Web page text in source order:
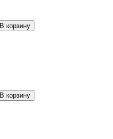
В корзину
В корзину